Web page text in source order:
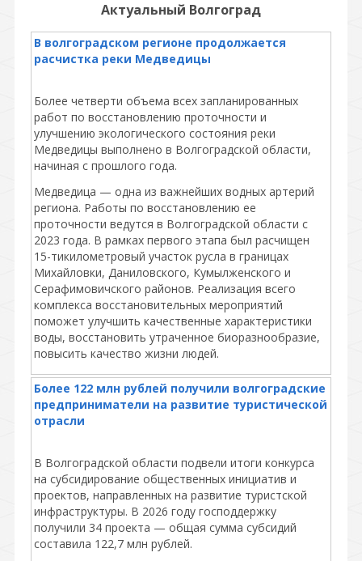
Актуальный Волгоград
В волгоградском регионе продолжается
расчистка реки Медведицы
Более четверти объема всех запланированных
работ по восстановлению проточности и
улучшению экологического состояния реки
Медведицы выполнено в Волгоградской области,
начиная с прошлого года.
Медведица — одна из важнейших водных артерий
региона. Работы по восстановлению ее
проточности ведутся в Волгоградской области с
2023 года. В рамках первого этапа был расчищен
15-тикилометровый участок русла в границах
Михайловки, Даниловского, Кумылженского и
Серафимовичского районов. Реализация всего
комплекса восстановительных мероприятий
поможет улучшить качественные характеристики
воды, восстановить утраченное биоразнообразие,
повысить качество жизни людей.
Более 122 млн рублей получили волгоградские
предприниматели на развитие туристической
отрасли
В Волгоградской области подвели итоги конкурса
на субсидирование общественных инициатив и
проектов, направленных на развитие туристской
инфраструктуры. В 2026 году господдержку
получили 34 проекта — общая сумма субсидий
составила 122,7 млн рублей.